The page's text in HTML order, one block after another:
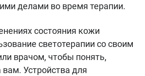
делами во время терапии.
состояния кожи
светотерапии со своим
врачом, чтобы понять,
вам. Устройства для